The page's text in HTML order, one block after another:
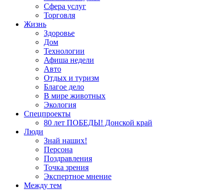
Сфера услуг
Торговля
Жизнь
Здоровье
Дом
Технологии
Афиша недели
Авто
Отдых и туризм
Благое дело
В мире животных
Экология
Спецпроекты
80 лет ПОБЕДЫ! Донской край
Люди
Знай наших!
Персона
Поздравления
Точка зрения
Экспертное мнение
Между тем